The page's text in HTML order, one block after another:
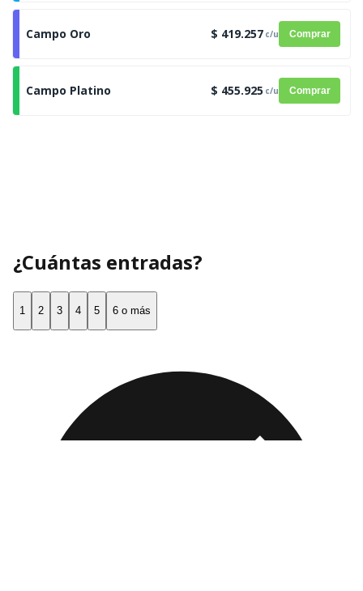
Campo Oro $ 419.257 c/u Comprar
Campo Platino $ 455.925 c/u Comprar
¿Cuántas entradas?
1 2 3 4 5 6 o más